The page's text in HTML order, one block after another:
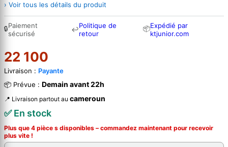
› Voir tous les détails du produit
🔒Paiement
sécurisé
↩Politique de
retour
📦Expédié par
ktjunior.com
22 100
Livraison : Payante
📦 Prévue : Demain avant 22h
📍 Livraison partout au cameroun
✅ En stock
Plus que 4 pièce s disponibles – commandez maintenant pour recevoir
plus vite !